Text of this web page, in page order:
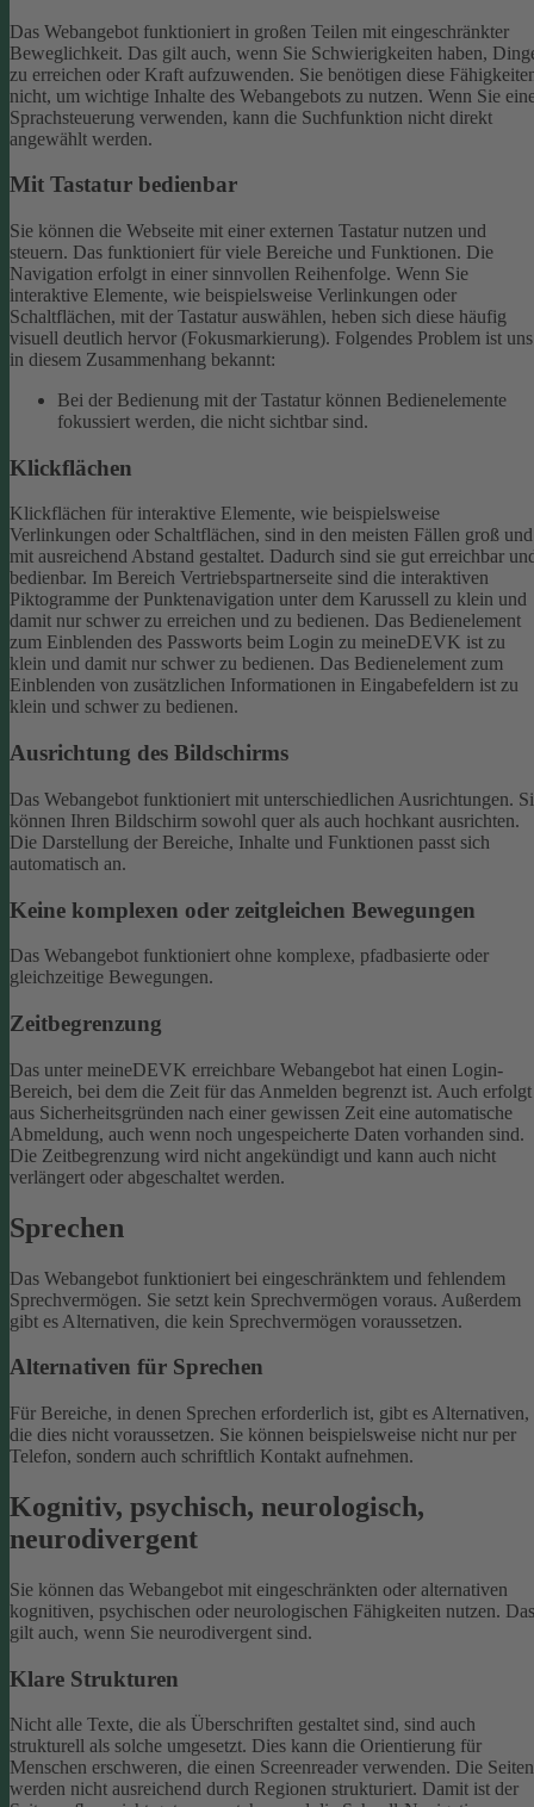
Das Webangebot funktioniert in großen Teilen mit eingeschränkter
Beweglichkeit. Das gilt auch, wenn Sie Schwierigkeiten haben,
zu erreichen oder Kraft aufzuwenden. Sie benötigen diese
nicht, um wichtige Inhalte des Webangebots zu nutzen. Wenn Sie
Sprachsteuerung verwenden, kann die Suchfunktion nicht direkt
angewählt werden.
Mit Tastatur bedienbar
Sie können die Webseite mit einer externen Tastatur nutzen und
steuern. Das funktioniert für viele Bereiche und Funktionen. Die
Navigation erfolgt in einer sinnvollen Reihenfolge. Wenn Sie
interaktive Elemente, wie beispielsweise Verlinkungen oder
Schaltflächen, mit der Tastatur auswählen, heben sich diese häufig
visuell deutlich hervor (Fokusmarkierung). Folgendes Problem ist uns
in diesem Zusammenhang bekannt:
Bei der Bedienung mit der Tastatur können Bedienelemente
fokussiert werden, die nicht sichtbar sind.
Klickflächen
Klickflächen für interaktive Elemente, wie beispielsweise
Verlinkungen oder Schaltflächen, sind in den meisten Fällen groß und
mit ausreichend Abstand gestaltet. Dadurch sind sie gut erreichbar
bedienbar. Im Bereich Vertriebspartnerseite sind die interaktiven
Piktogramme der Punktenavigation unter dem Karussell zu klein und
damit nur schwer zu erreichen und zu bedienen. Das Bedienelement
zum Einblenden des Passworts beim Login zu meineDEVK ist zu
klein und damit nur schwer zu bedienen. Das Bedienelement zum
Einblenden von zusätzlichen Informationen in Eingabefeldern ist zu
klein und schwer zu bedienen.
Ausrichtung des Bildschirms
Das Webangebot funktioniert mit unterschiedlichen Ausrichtungen.
können Ihren Bildschirm sowohl quer als auch hochkant ausrichten.
Die Darstellung der Bereiche, Inhalte und Funktionen passt sich
automatisch an.
Keine komplexen oder zeitgleichen Bewegungen
Das Webangebot funktioniert ohne komplexe, pfadbasierte oder
gleichzeitige Bewegungen.
Zeitbegrenzung
Das unter meineDEVK erreichbare Webangebot hat einen Login-
Bereich, bei dem die Zeit für das Anmelden begrenzt ist. Auch erfolgt
aus Sicherheitsgründen nach einer gewissen Zeit eine automatische
Abmeldung, auch wenn noch ungespeicherte Daten vorhanden sind.
Die Zeitbegrenzung wird nicht angekündigt und kann auch nicht
verlängert oder abgeschaltet werden.
Sprechen
Das Webangebot funktioniert bei eingeschränktem und fehlendem
Sprechvermögen. Sie setzt kein Sprechvermögen voraus. Außerdem
gibt es Alternativen, die kein Sprechvermögen voraussetzen.
Alternativen für Sprechen
Für Bereiche, in denen Sprechen erforderlich ist, gibt es Alternativen,
die dies nicht voraussetzen. Sie können beispielsweise nicht nur per
Telefon, sondern auch schriftlich Kontakt aufnehmen.
Kognitiv, psychisch, neurologisch,
neurodivergent
Sie können das Webangebot mit eingeschränkten oder alternativen
kognitiven, psychischen oder neurologischen Fähigkeiten nutzen. Das
gilt auch, wenn Sie neurodivergent sind.
Klare Strukturen
Nicht alle Texte, die als Überschriften gestaltet sind, sind auch
strukturell als solche umgesetzt. Dies kann die Orientierung für
Menschen erschweren, die einen Screenreader verwenden. Die Seiten
werden nicht ausreichend durch Regionen strukturiert. Damit ist der